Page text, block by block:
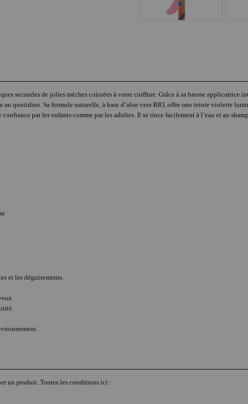
secondes de jolies mèches colorées à votre coiffure. Grâce à sa brosse applicatrice
quotidien. Sa formule naturelle, à base d’aloe vera BIO, offre une teinte violette
par les enfants comme par les adultes. Il se rince facilement à l’eau et au
et les déguisements.
un produit. Toutes les conditions ici :